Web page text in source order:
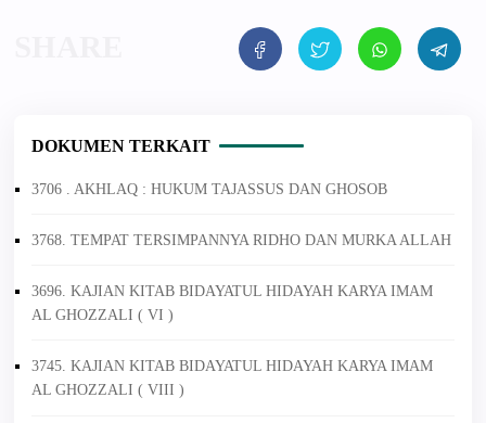
DOKUMEN TERKAIT
3706 . AKHLAQ : HUKUM TAJASSUS DAN GHOSOB
3768. TEMPAT TERSIMPANNYA RIDHO DAN MURKA ALLAH
3696. KAJIAN KITAB BIDAYATUL HIDAYAH KARYA IMAM
AL GHOZZALI ( VI )
3745. KAJIAN KITAB BIDAYATUL HIDAYAH KARYA IMAM
AL GHOZZALI ( VIII )